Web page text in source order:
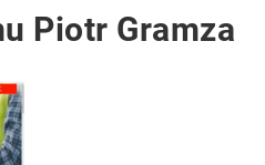
Piotr Gramza